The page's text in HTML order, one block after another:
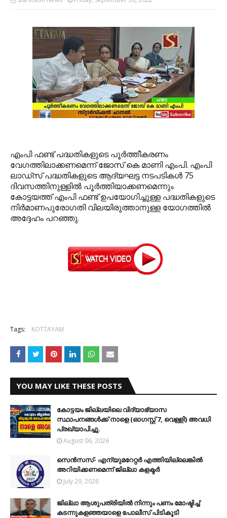
എംപി ഫണ്ട് പദ്ധതികളുടെ പൂര്‍ത്തീകരണം
വേഗത്തിലാക്കണമെന്ന് ജോസ് കെ മാണി എംപി. എംപി
ലാഡ്‌സ് പദ്ധതികളുടെ ആദ്യഘട്ട നടപടികള്‍ 75
ദിവസത്തിനുള്ളില്‍ പൂര്‍ത്തിയാക്കണമെന്നും
കോട്ടയത്ത് എംപി ഫണ്ട് ഉപയോഗിച്ചുള്ള പദ്ധതികളുടെ
നിര്‍മാണപുരോഗതി വിലയിരുത്താനുള്ള യോഗത്തില്‍
അദ്ദേഹം പറഞ്ഞു.
Tags: KOTTAYAM
YOU MAY LIKE THESE POSTS
കോട്ടയം ജില്ലയിലെ വിദ്യാഭ്യാസ
സ്ഥാപനങ്ങള്‍ക്ക് നാളെ (ഓഗസ്റ്റ് 7, വെള്ളി) അവധി
പ്രഖ്യാപിച്ചു.
August 06, 2026
സെന്‍സസ്- എന്യുമറേറ്റര്‍ എത്തിയില്ലെങ്കില്‍
അറിയിക്കണമെന്ന് ജില്ലാ കളക്ടര്‍
July 29, 2026
ജില്ലാ ആശുപത്രിയിൽ നിന്നും പണം മോഷ്ടിച്ച്
കടന്നുകളഞ്ഞയാളെ പോലീസ് പിടികൂടി